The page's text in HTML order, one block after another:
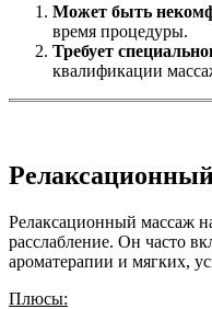
Может быть
время процедуры.
Требует
квалификации
Релаксационный массаж
расслабление. Он часто
ароматерапии и мягких,
Плюсы: